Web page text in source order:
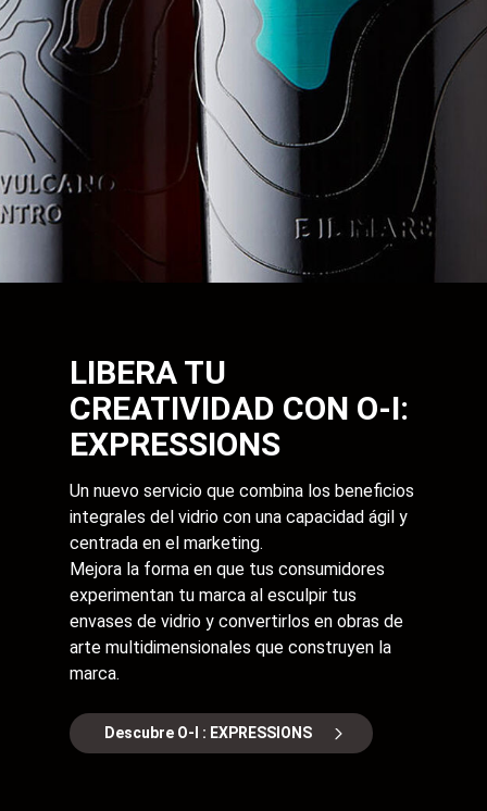
LIBERA TU
CREATIVIDAD CON O-I:
EXPRESSIONS
Un nuevo servicio que combina los beneficios
integrales del vidrio con una capacidad ágil y
centrada en el marketing.
Mejora la forma en que tus consumidores
experimentan tu marca al esculpir tus
envases de vidrio y convertirlos en obras de
arte multidimensionales que construyen la
marca.
Descubre O-I : EXPRESSIONS